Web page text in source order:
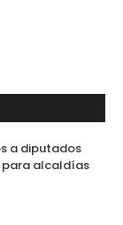
a diputados
para alcaldías